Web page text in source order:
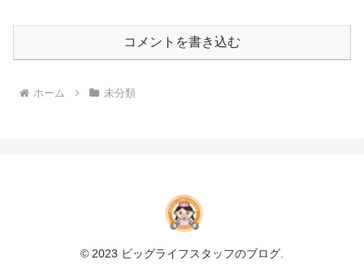
コメントを書き込む
ホーム 未分類
© 2023 ビッグライフスタッフのブログ.